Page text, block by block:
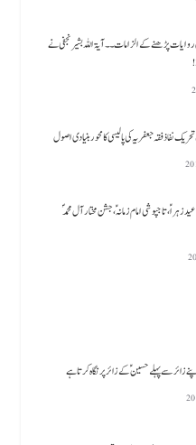
پڑھنے کے الزامات ۔۔آیۃ اللہ بشیر نجفی نے
نفاذفقہ جعفریہ کی پالیسی کا محور بنیادی اصول
زہراؑ، تاجپوشی امام زمانہؑ ،جشن مختار آل محمدؐ
زائر سے پہلے حسینؑ کے زائر پر نگاہ کرتا ہے